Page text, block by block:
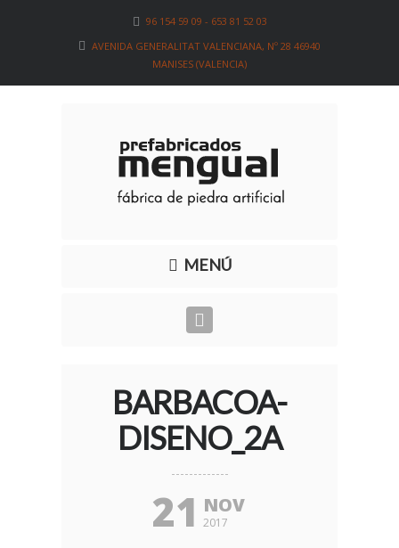
96 154 59 09 - 653 81 52 03
AVENIDA GENERALITAT VALENCIANA, Nº 28 46940
MANISES (VALENCIA)
MENÚ
BARBACOA-
DISENO_2A
21 NOV
2017